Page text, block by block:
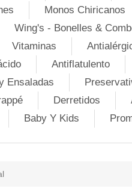
Monos Chiricanos
Wing's - Bonelles &
Vitaminas
Antiflatulento
Ensaladas
Derretidos
Baby Y Kids